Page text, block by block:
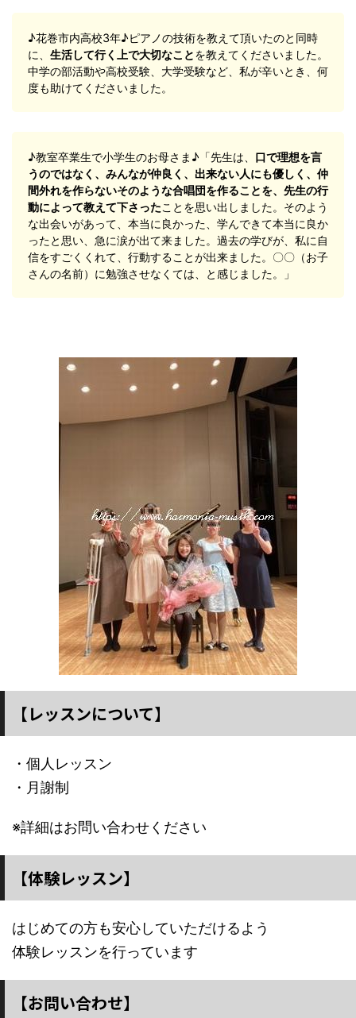
♪花巻市内高校3年♪ピアノの技術を教えて頂いたのと同時
に、 生活して行く上で大切なことを教えてくださいました。
中学の部活動や高校受験、大学受験など、私が辛いとき、何
度も助けてくださいました。
♪教室卒業生で小学生のお母さま♪「先生は、 口で理想を言
うのではなく、みんなが仲良く、出来ない人にも優しく、仲
間外れを作らないそのような合唱団を作ることを、先生の行
動によって教えて下さったことを思い出しました。そのよう
な出会いがあって、本当に良かった、学んできて本当に良か
ったと思い、急に涙が出て来ました。過去の学びが、私に自
信をすごくくれて、行動することが出来ました。〇〇（お子
さんの名前）に勉強させなくては、と感じました。」
【レッスンについて】
・個人レッスン
・月謝制
※詳細はお問い合わせください
【体験レッスン】
はじめての方も安心していただけるよう
体験レッスンを行っています
【お問い合わせ】